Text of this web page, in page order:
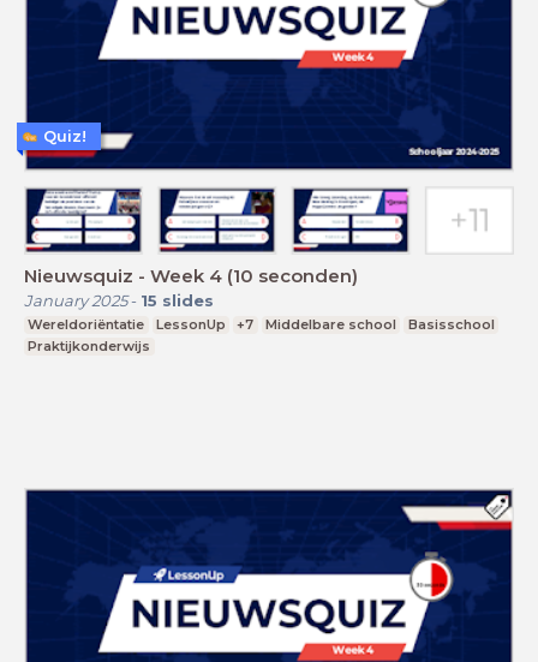
Nieuwsquiz - Week 4 (10 seconden)
January 2025- 15 slides
Wereldoriëntatie LessonUp +7 Middelbare school
Basisschool
Praktijkonderwijs
Quiz!